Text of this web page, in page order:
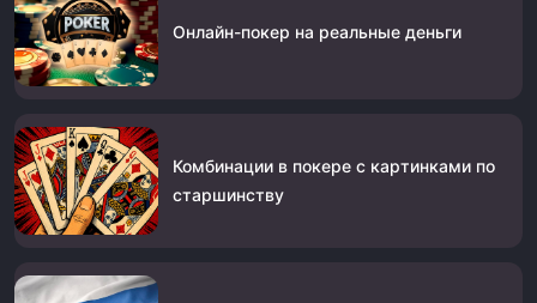
Онлайн-покер на реальные деньги
Комбинации в покере с картинками по
старшинству